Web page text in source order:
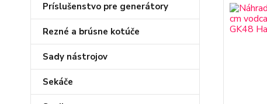
Príslušenstvo pre generátory
Rezné a brúsne kotúče
Sady nástrojov
Sekáče